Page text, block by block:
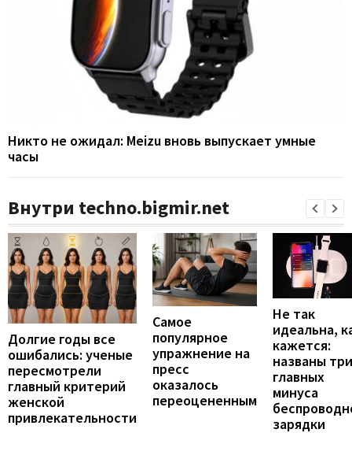
Никто не ожидал: Meizu вновь выпускает умные
часы
Внутри techno.bigmir.net
Долгие годы все
ошибались: ученые
пересмотрели
главный критерий
женской
привлекательности
Самое
популярное
упражнение на
пресс
оказалось
переоцененным
Не так
идеальна,
кажется:
названы три
главных
минуса
зарядки